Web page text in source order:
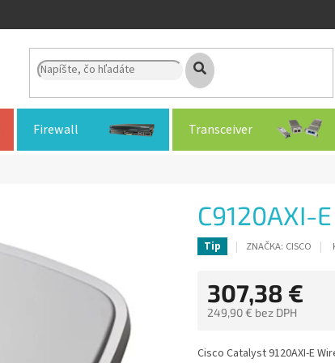
Firewall Transceiver
C9120AXI-E
Tip ZNAČKA: CISCO
307,38 €
249,90 € bez DPH
cena:
Cisco Catalyst 9120AXI-E